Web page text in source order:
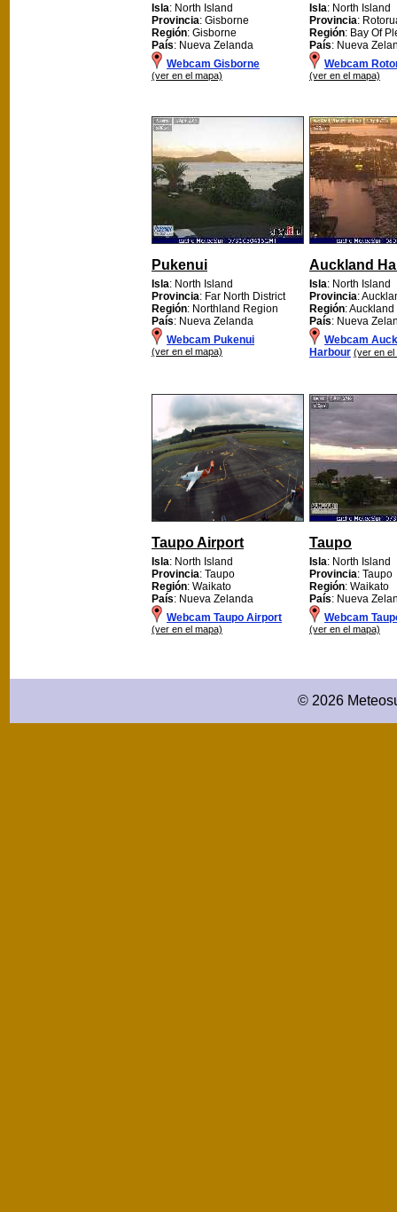
Isla: North Island
Provincia: Gisborne
Región: Gisborne
País: Nueva Zelanda
Webcam Gisborne
(ver en el mapa)
Isla: North Island
Provincia:
Región: Bay Of
País: Nueva
Webcam
(ver en el mapa)
Pukenui
Isla: North Island
Provincia: Far North District
Región: Northland Region
País: Nueva Zelanda
Webcam Pukenui
(ver en el mapa)
Auckland
Isla: North Island
Provincia:
Región: Auckland
País: Nueva
Webcam
Harbour (ver en el
Taupo Airport
Isla: North Island
Provincia: Taupo
Región: Waikato
País: Nueva Zelanda
Webcam Taupo Airport
(ver en el mapa)
Taupo
Isla: North Island
Provincia: Taupo
Región: Waikato
País: Nueva
Webcam
(ver en el mapa)
© 2026